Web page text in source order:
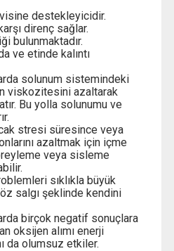
destekleyicidir.
direnç sağlar.
bulunmaktadır.
ve etinde kalıntı
solunum sistemindeki
viskozitesini azaltarak
Bu yolla solunumu ve
stresi süresince veya
azaltmak için içme
veya sisleme
sıklıkla büyük
salgı şeklinde kendini
birçok negatif sonuçlara
oksijen alımı enerji
da olumsuz etkiler.